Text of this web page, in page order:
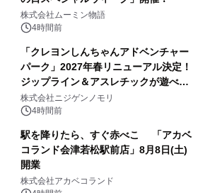
株式会社ムーミン物語
4時間前
「クレヨンしんちゃんアドベンチャー
パーク」2027年春リニューアル決定！
ジップライン＆アスレチックが遊べる
のは今年が最後！ 「ラスト！ドキがム
ネムネ～大作戦！」始動
株式会社ニジゲンノモリ
4時間前
駅を降りたら、すぐ赤べこ 「アカベ
コランド会津若松駅前店」8月8日(土)
開業
株式会社アカベコランド